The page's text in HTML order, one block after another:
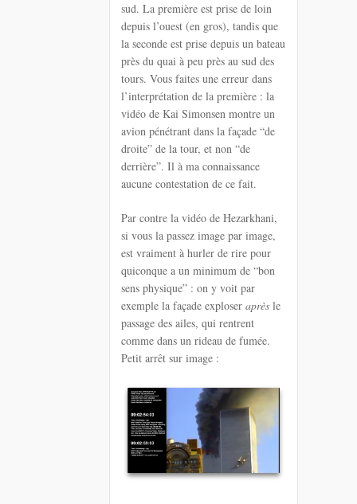
sud. La première est prise de loin
depuis l’ouest (en gros), tandis que
la seconde est prise depuis un bateau
près du quai à peu près au sud des
tours. Vous faites une erreur dans
l’interprétation de la première : la
vidéo de Kai Simonsen montre un
avion pénétrant dans la façade “de
droite” de la tour, et non “de
derrière”. Il à ma connaissance
aucune contestation de ce fait.
Par contre la vidéo de Hezarkhani,
si vous la passez image par image,
est vraiment à hurler de rire pour
quiconque a un minimum de “bon
sens physique” : on y voit par
exemple la façade exploser après le
passage des ailes, qui rentrent
comme dans un rideau de fumée.
Petit arrêt sur image :